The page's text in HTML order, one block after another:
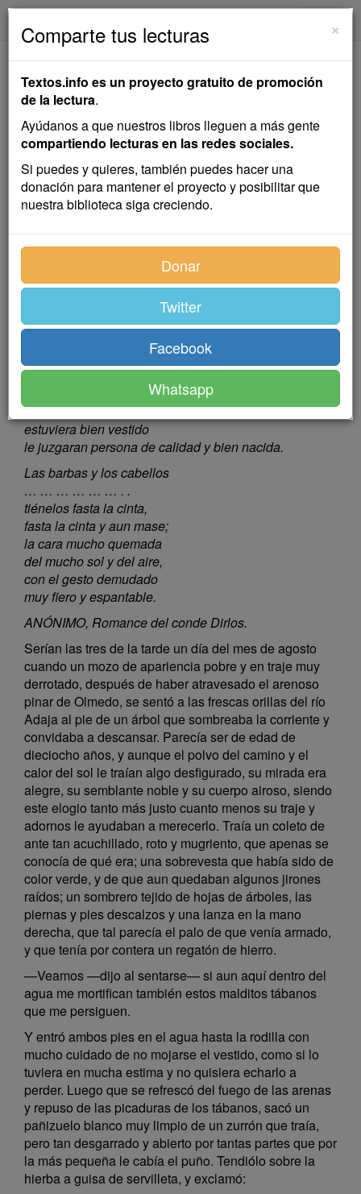
Sancho Saldaña
Jose de Espronceda
Novela
Capítulo 1
En resolución él mostraba en su apostura que si
estuviera bien vestido
le juzgaran persona de calidad y bien nacida.
Las barbas y los cabellos
… … … … … … . .
tiénelos fasta la cinta,
fasta la cinta y aun mase;
la cara mucho quemada
del mucho sol y del aire,
con el gesto demudado
muy fiero y espantable.
ANÓNIMO, Romance del conde Dirlos.
Serían las tres de la tarde un día del mes de agosto
cuando un mozo de apariencia pobre y en traje muy
derrotado, después de haber atravesado el arenoso
pinar de Olmedo, se sentó a las frescas orillas del río
Adaja al pie de un árbol que sombreaba la corriente y
convidaba a descansar. Parecía ser de edad de
dieciocho años, y aunque el polvo del camino y el
calor del sol le traían algo desfigurado, su mirada era
alegre, su semblante noble y su cuerpo airoso, siendo
este elogio tanto más justo cuanto menos su traje y
adornos le ayudaban a merecerlo. Traía un coleto de
ante tan acuchillado, roto y mugriento, que apenas se
conocía de qué era; una sobrevesta que había sido de
color verde, y de que aun quedaban algunos jirones
raídos; un sombrero tejido de hojas de árboles, las
piernas y pies descalzos y una lanza en la mano
derecha, que tal parecía el palo de que venía armado,
y que tenía por contera un regatón de hierro.
—Veamos —dijo al sentarse— si aun aquí dentro del
agua me mortifican también estos malditos tábanos
que me persiguen.
Y entró ambos pies en el agua hasta la rodilla con
mucho cuidado de no mojarse el vestido, como si lo
tuviera en mucha estima y no quisiera echarlo a
perder. Luego que se refrescó del fuego de las arenas
y repuso de las picaduras de los tábanos, sacó un
pañizuelo blanco muy limpio de un zurrón que traía,
pero tan desgarrado y abierto por tantas partes que por
la más pequeña le cabía el puño. Tendiólo sobre la
hierba a guisa de servilleta, y exclamó:
×
Comparte tus lecturas
Textos.info es un proyecto gratuito de promoción
de la lectura.
Ayúdanos a que nuestros libros lleguen a más gente
compartiendo lecturas en las redes sociales.
Si puedes y quieres, también puedes hacer una
donación para mantener el proyecto y posibilitar que
nuestra biblioteca siga creciendo.
Donar
Twitter
Facebook
Whatsapp